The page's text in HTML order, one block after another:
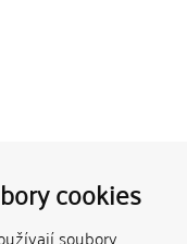
cookies
soubory